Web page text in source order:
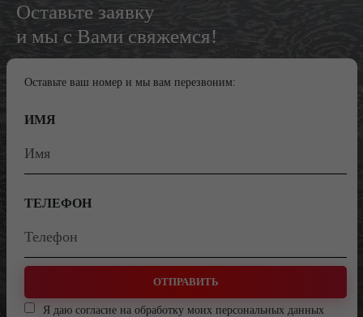
Оставьте заявку
и мы с Вами свяжемся!
Оставьте ваш номер и мы вам перезвоним:
ИМЯ
ТЕЛЕФОН
ОТПРАВИТЬ
Я даю согласие на обработку моих персональных данных